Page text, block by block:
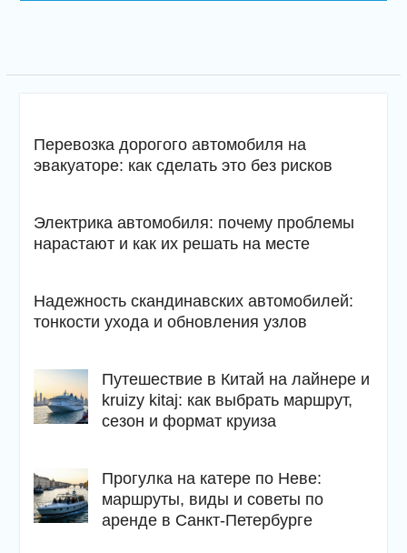
Перевозка дорогого автомобиля на
эвакуаторе: как сделать это без рисков
Электрика автомобиля: почему проблемы
нарастают и как их решать на месте
Надежность скандинавских автомобилей:
тонкости ухода и обновления узлов
Путешествие в Китай на лайнере и
kruizy kitaj: как выбрать маршрут,
сезон и формат круиза
Прогулка на катере по Неве:
маршруты, виды и советы по
аренде в Санкт-Петербурге